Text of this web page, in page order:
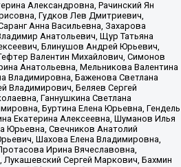
Александровна, Рачинский Ян
Гудков Лев Дмитриевич,
Анна Васильевна, Захарова
Анатольевич, Щур Татьяна
Блинушов Андрей Юрьевич,
Валентин Михайлович, Симонов
Анатольевна, Мельникова Валентина
Владимировна, Баженова Светлана
Владимирович, Беляев Сергей
Ганнушкина Светлана
Буртина Елена Юрьевна, Гендель
Екатерина Алексеевна, Шуманов Илья
Юрьевна, Свечников Анатолий
Шахова Елена Владимировна,
Ирина Вячеславовна,
Сергей Маркович, Бахмин